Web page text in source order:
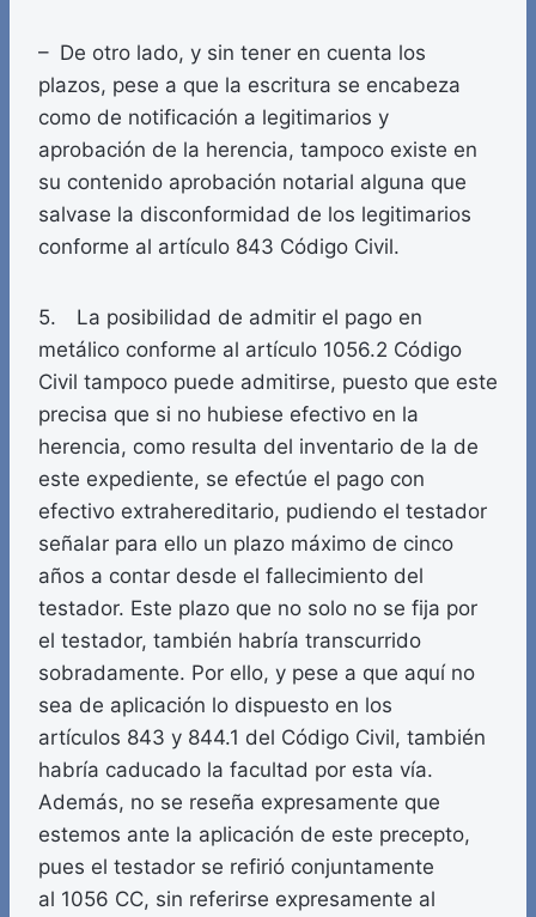
– De otro lado, y sin tener en cuenta los
plazos, pese a que la escritura se encabeza
como de notificación a legitimarios y
aprobación de la herencia, tampoco existe en
su contenido aprobación notarial alguna que
salvase la disconformidad de los legitimarios
conforme al artículo 843 Código Civil.
5. La posibilidad de admitir el pago en
metálico conforme al artículo 1056.2 Código
Civil tampoco puede admitirse, puesto que este
precisa que si no hubiese efectivo en la
herencia, como resulta del inventario de la de
este expediente, se efectúe el pago con
efectivo extrahereditario, pudiendo el testador
señalar para ello un plazo máximo de cinco
años a contar desde el fallecimiento del
testador. Este plazo que no solo no se fija por
el testador, también habría transcurrido
sobradamente. Por ello, y pese a que aquí no
sea de aplicación lo dispuesto en los
artículos 843 y 844.1 del Código Civil, también
habría caducado la facultad por esta vía.
Además, no se reseña expresamente que
estemos ante la aplicación de este precepto,
pues el testador se refirió conjuntamente
al 1056 CC, sin referirse expresamente al